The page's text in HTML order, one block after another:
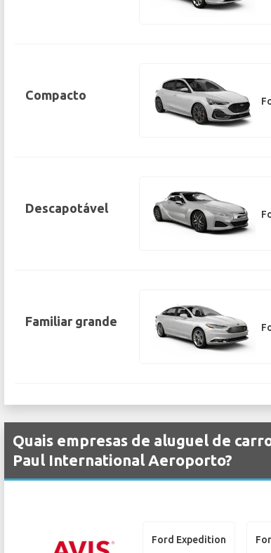
Compacto
Descapotável
Familiar grande
Quais empresas de aluguel de
Paul International Aeroporto?
Ford Expedition